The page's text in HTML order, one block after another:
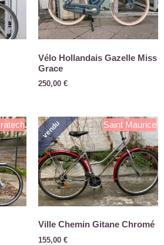
Vélo Hollandais Gazelle Miss
Grace
250,00 €
Saint Maurice
vendu
Ville Chemin Gitane Chromé
155,00 €